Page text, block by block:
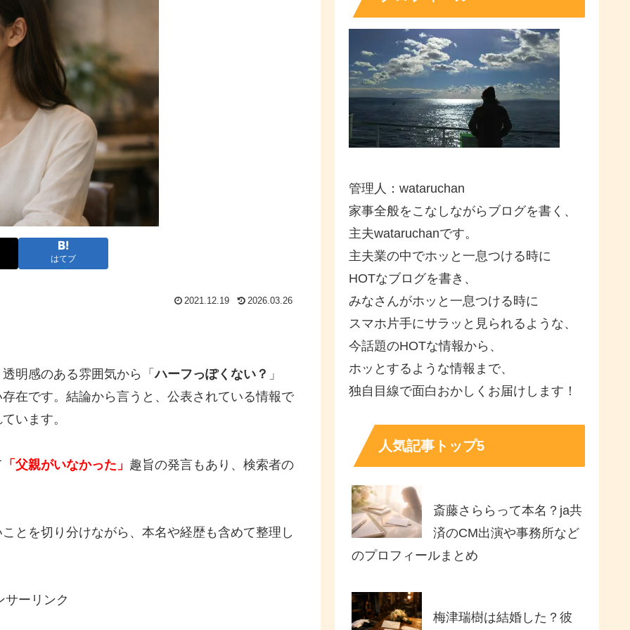
はてブ
2021.12.19 2026.03.26
明感のある雰囲気から「ハーフっぽくない？ 」
在です。結論から言うと、公表されている情報で
います。
「父親がいなかった」 趣旨の発言もあり、検索者の
とを切り分けながら、本名や経歴も含めて整理し
サーリンク
管理人：wataruchan
家事全般をこなしながらブログを書く、
主夫wataruchanです。
主夫業の中でホッと一息つける時に
HOTなブログを書き、
みなさんがホッと一息つける時に
スマホ片手にサラッと見られるような、
今話題のHOTな情報から、
ホッとするような情報まで、
独自目線で面白おかしくお届けします！
人気記事トップ5
斎藤さららって本名？ja共
済のCM出演や事務所など
のプロフィールまとめ
梅津瑞樹は結婚した？彼